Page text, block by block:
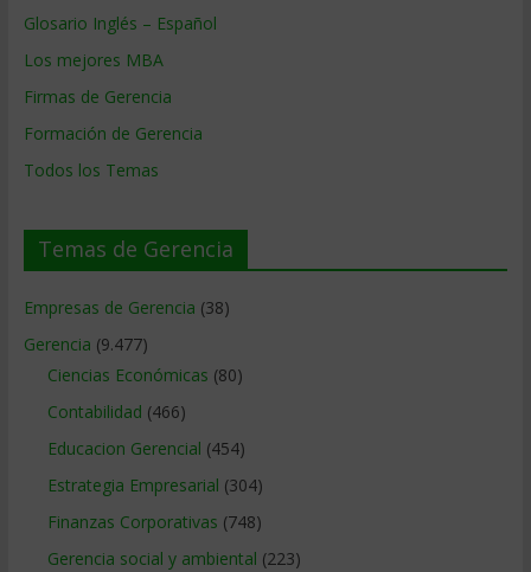
Glosario Inglés – Español
Los mejores MBA
Firmas de Gerencia
Formación de Gerencia
Todos los Temas
Temas de Gerencia
Empresas de Gerencia (38)
Gerencia (9.477)
Ciencias Económicas (80)
Contabilidad (466)
Educacion Gerencial (454)
Estrategia Empresarial (304)
Finanzas Corporativas (748)
Gerencia social y ambiental (223)